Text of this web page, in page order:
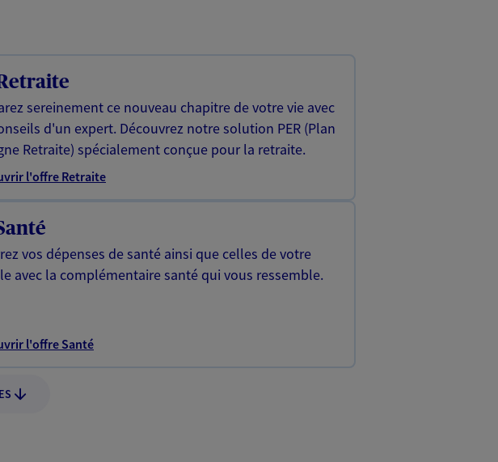
sereinement ce nouveau chapitre de votre vie avec
d'un expert. Découvrez notre solution PER (Plan
Retraite) spécialement conçue pour la retraite.
l'offre Retraite
vos dépenses de santé ainsi que celles de votre
avec la complémentaire santé qui vous ressemble.
l'offre Santé